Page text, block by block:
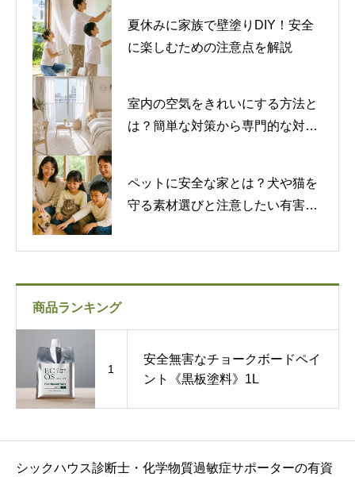
夏休みに家族で壁塗りDIY！安全
に楽しむための注意点を解説
室内の空気をきれいにする方法と
は？簡単な対策から専門的な対策
ペットに安全な家とは？犬や猫を
守る素材選びと注意したい有害物
商品ランキング
1
安全無害なチョークボードペイ
ント《黒板塗料》1L
シックハウス診断士・化学物質過敏症サポーターの有資